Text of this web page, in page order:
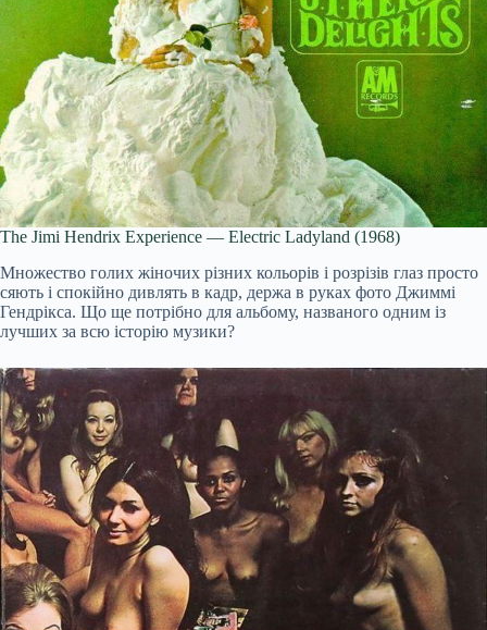
The Jimi Hendrix Experience — Electric Ladyland (1968)
Множество голих жіночих різних кольорів і розрізів глаз просто
сяють і спокійно дивлять в кадр, держа в руках фото Джиммі
Гендрікса. Що ще потрібно для альбому, названого одним із
лучших за всю історію музики?